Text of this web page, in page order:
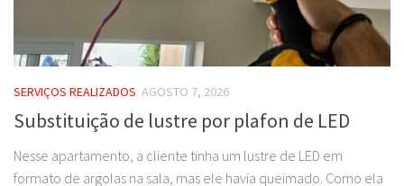
SERVIÇOS REALIZADOS AGOSTO 7, 2026
Substituição de lustre por plafon de LED
Nesse apartamento, a cliente tinha um lustre de LED em
formato de argolas na sala, mas ele havia queimado. Como ela